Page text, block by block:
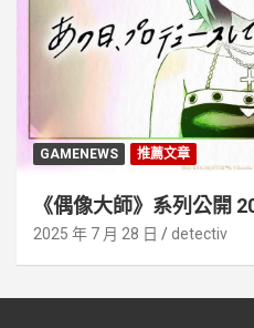
GAMENEWS 推薦文章
《偶像大師》系列公開
2025 年 7 月 28 日 detectiv